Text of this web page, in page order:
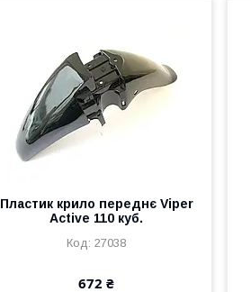
Пластик крило переднє Viper
Active 110 куб.
27038
672 ₴